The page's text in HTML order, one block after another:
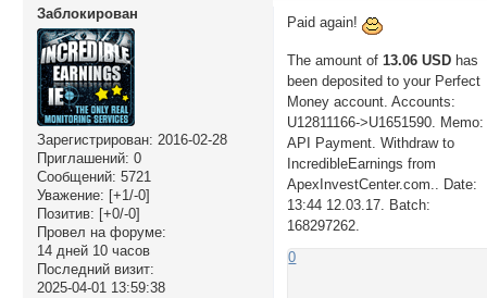
Заблокирован
Зарегистрирован: 2016-02-28
Приглашений: 0
Сообщений: 5721
Уважение: [+1/-0]
Позитив: [+0/-0]
Провел на форуме:
14 дней 10 часов
Последний визит:
2025-04-01 13:59:38
Paid again!
The amount of 13.06 USD has
been deposited to your Perfect
Money account. Accounts:
U12811166->U1651590. Memo:
API Payment. Withdraw to
IncredibleEarnings from
ApexInvestCenter.com.. Date:
13:44 12.03.17. Batch:
168297262.
0